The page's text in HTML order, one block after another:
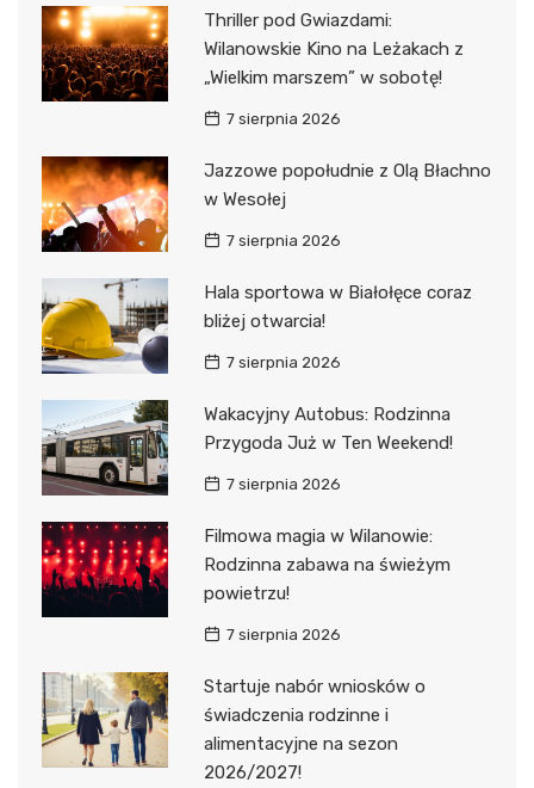
Thriller pod Gwiazdami:
Wilanowskie Kino na Leżakach z
„Wielkim marszem” w sobotę!
7 sierpnia 2026
Jazzowe popołudnie z Olą Błachno
w Wesołej
7 sierpnia 2026
Hala sportowa w Białołęce coraz
bliżej otwarcia!
7 sierpnia 2026
Wakacyjny Autobus: Rodzinna
Przygoda Już w Ten Weekend!
7 sierpnia 2026
Filmowa magia w Wilanowie:
Rodzinna zabawa na świeżym
powietrzu!
7 sierpnia 2026
Startuje nabór wniosków o
świadczenia rodzinne i
alimentacyjne na sezon
2026/2027!